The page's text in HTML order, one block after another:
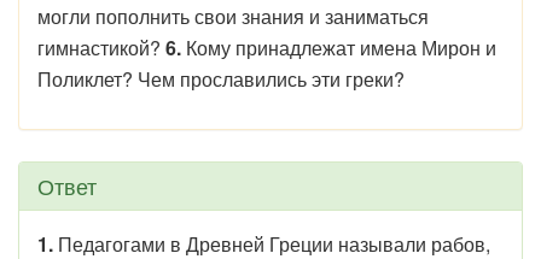
могли пополнить свои знания и заниматься
гимнастикой? 6. Кому принадлежат имена Мирон и
Поликлет? Чем прославились эти греки?
Ответ
1. Педагогами в Древней Греции называли рабов,